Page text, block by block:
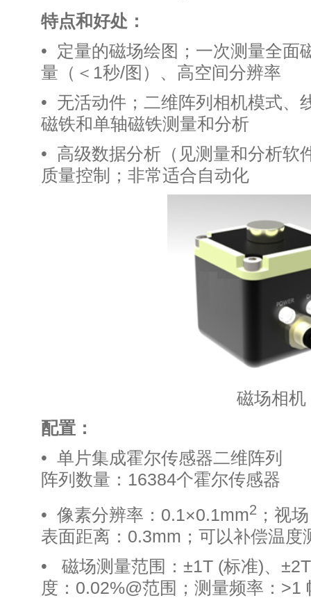
特点和好处：
• 定量的磁场绘图；一次测量
量（＜1秒/图）、高空间分辨率
• 无活动件；二维阵列相机模式
磁铁和单轴磁铁测量和分析
• 高级数据分析（见测量和
质量控制；非常适合自动化
磁场相机
配置：
• 单片集成霍尔传感
阵列数量：16384个霍尔传感器
• 像素分辨率：0.1×0.1mm2 ；视
表面距离：0.3mm；可以补偿温度
• 磁场测量范围：±1T (标准)、
度：0.02%@范围；测量频率：>1